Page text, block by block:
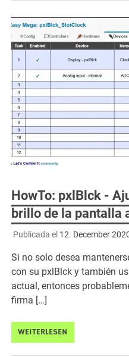
HowTo: pxlBlck -
brillo de la pantalla
Publicada el 12. December
Si no solo desea
con su pxlBlck y también
actual, entonces
firma […]
WEITERLESEN